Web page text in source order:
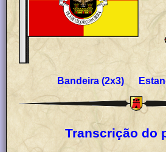
Transcrição do